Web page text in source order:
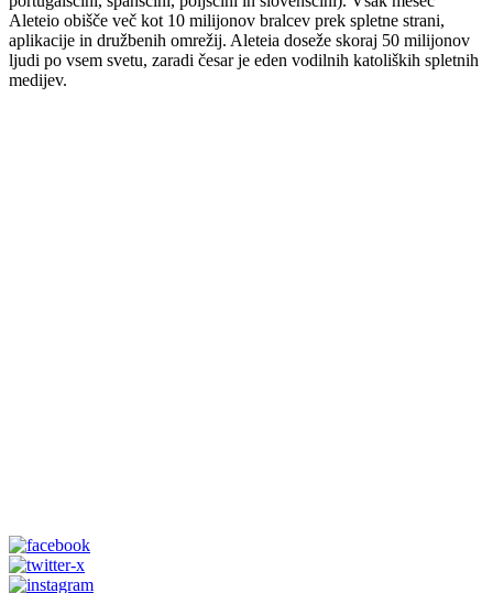
Aleteio obišče več kot 10 milijonov bralcev prek spletne strani,
aplikacije in družbenih omrežij. Aleteia doseže skoraj 50 milijonov
ljudi po vsem svetu, zaradi česar je eden vodilnih katoliških spletnih
medijev.